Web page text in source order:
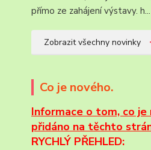
přímo ze zahájení výstavy. h...
Zobrazit všechny novinky
Co je nového.
Informace o tom, co je
přidáno na těchto
RYCHLÝ PŘEHLED: